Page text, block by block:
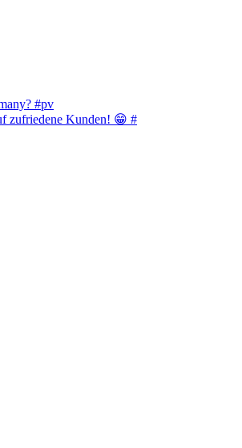
zufriedene Kunden! 😁 #